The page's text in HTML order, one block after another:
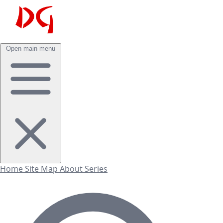
Open main menu
Home Site Map About Series